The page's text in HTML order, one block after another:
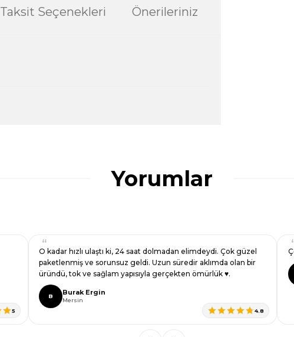
Taksit Seçenekleri Önerileriniz
Yorumlar
5
O kadar hızlı ulaştı ki, 24 saat dolmadan elimdeydi. Çok güzel
paketlenmiş ve sorunsuz geldi. Uzun süredir aklımda olan bir
üründü, tok ve sağlam yapısıyla gerçekten ömürlük ♥️.
B Burak Ergin
Mersin
4.8